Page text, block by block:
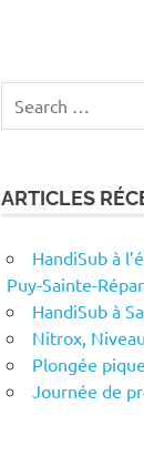
for:
ARTICLES
HandiSub à
Puy-Sainte-
HandiSub à
Nitrox,
Plongée
Journée de